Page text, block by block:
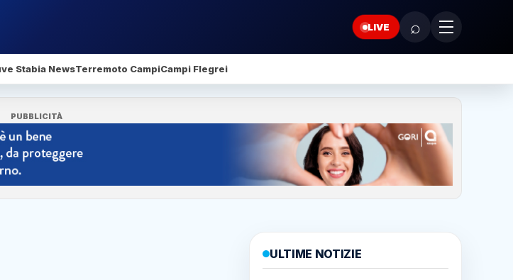
LIVE ⌕
Stabia NewsTerremoto CampiCampi Flegrei
PUBBLICITÀ
ULTIME NOTIZIE